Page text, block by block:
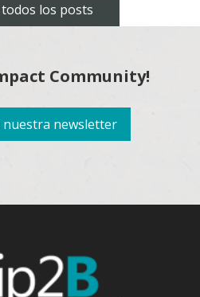
los posts
Community!
nuestra newsletter